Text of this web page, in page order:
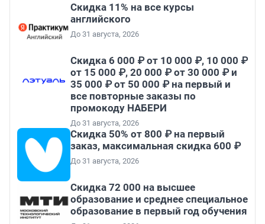
Скидка 11% на все курсы
английского
До 31 августа, 2026
Скидка 6 000 ₽ от 10 000 ₽, 10 000 ₽
от 15 000 ₽, 20 000 ₽ от 30 000 ₽ и
35 000 ₽ от 50 000 ₽ на первый и
все повторные заказы по
промокоду НАБЕРИ
До 31 августа, 2026
Скидка 50% от 800 ₽ на первый
заказ, максимальная скидка 600 ₽
До 31 августа, 2026
Скидка 72 000 на высшее
образование и среднее специальное
образование в первый год обучения